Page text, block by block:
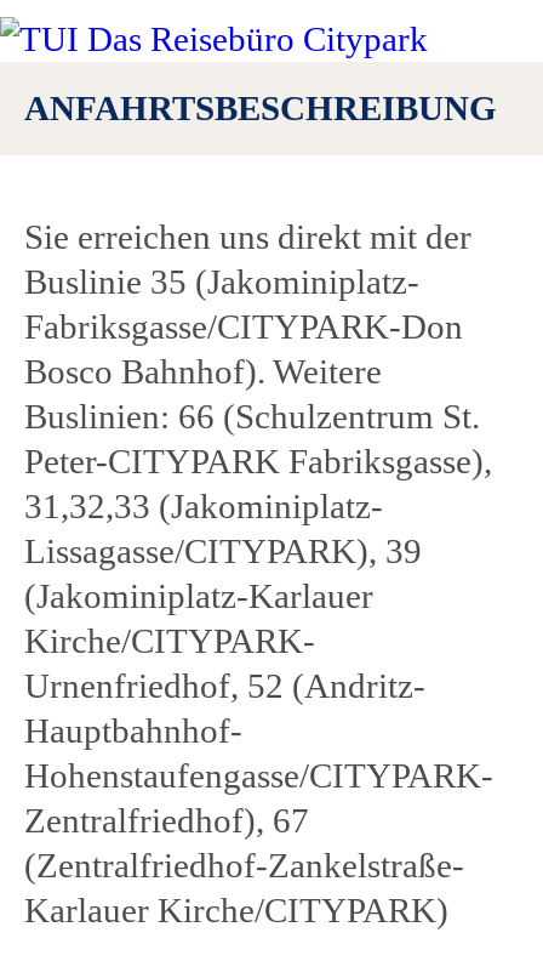
Gutscheine.
ANFAHRTSBESCHREIBUNG
Sie erreichen uns direkt mit der
Buslinie 35 (Jakominiplatz-
Fabriksgasse/CITYPARK-Don
Bosco Bahnhof). Weitere
Buslinien: 66 (Schulzentrum St.
Peter-CITYPARK Fabriksgasse),
31,32,33 (Jakominiplatz-
Lissagasse/CITYPARK), 39
(Jakominiplatz-Karlauer
Kirche/CITYPARK-
Urnenfriedhof, 52 (Andritz-
Hauptbahnhof-
Hohenstaufengasse/CITYPARK-
Zentralfriedhof), 67
(Zentralfriedhof-Zankelstraße-
Karlauer Kirche/CITYPARK)